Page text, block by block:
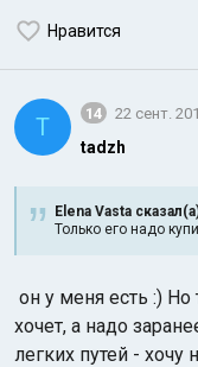
Нравится
T 14 22 сент.
tadzh
Elena Vasta
Только его надо
он у меня есть :)
хочет, а надо
легких путей -